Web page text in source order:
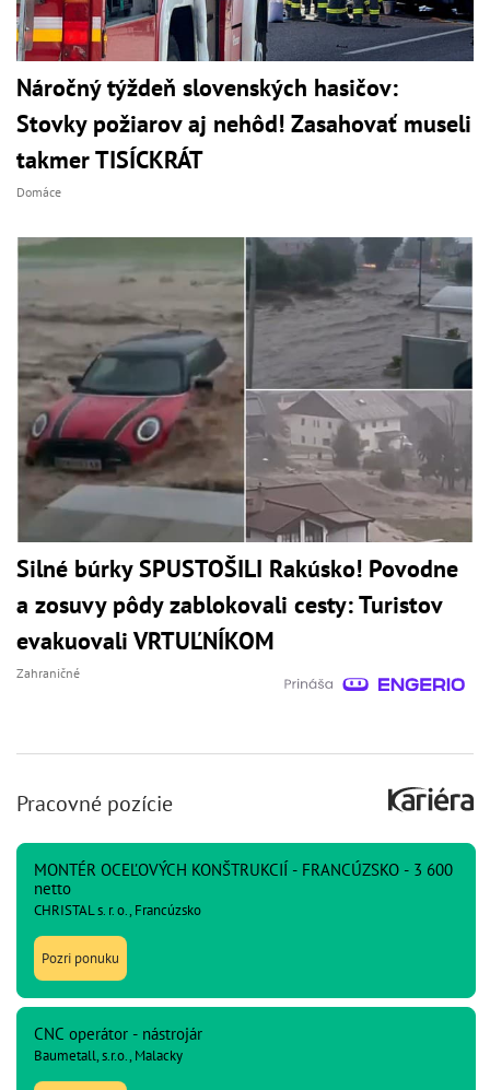
Náročný týždeň slovenských hasičov:
Stovky požiarov aj nehôd! Zasahovať museli
takmer TISÍCKRÁT
Domáce
Silné búrky SPUSTOŠILI Rakúsko! Povodne
a zosuvy pôdy zablokovali cesty: Turistov
evakuovali VRTUĽNÍKOM
Zahraničné
Pracovné pozície
MONTÉR OCEĽOVÝCH KONŠTRUKCIÍ - FRANCÚZSKO - 3 600
netto
CHRISTAL s. r. o., Francúzsko
Pozri ponuku
CNC operátor - nástrojár
Baumetall, s.r.o., Malacky